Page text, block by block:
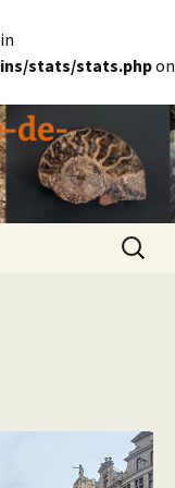
stats/stats.phpon
de-